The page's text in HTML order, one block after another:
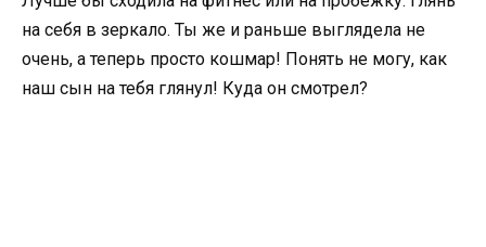
на себя в зеркало. Ты же и раньше выглядела не
очень, а теперь просто кошмар! Понять не могу, как
наш сын на тебя глянул! Куда он смотрел?